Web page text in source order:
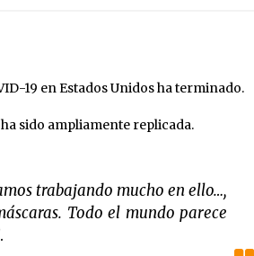
CNTE y Segob: «ya dimos nuestras
2 meses atrás
empezando a salir de Ormuz
2 meses atrás
19 en Estados Unidos ha terminado.
sido ampliamente replicada.
trabajando mucho en ello…,
Todo el mundo parece
.